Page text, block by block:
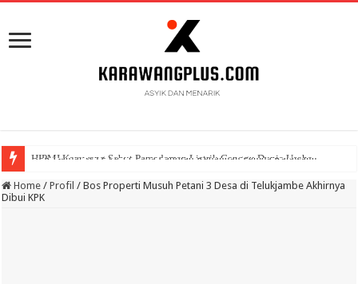
BPK Ganjar WTP ke 11 Pada Laporan Keuangan Pemda Karawang
Home / Profil / Bos Properti Musuh Petani 3 Desa di Telukjambe Akhirnya
Dibui KPK